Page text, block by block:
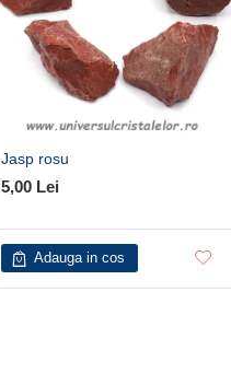
Jasp rosu
5,00 Lei
Adauga in cos